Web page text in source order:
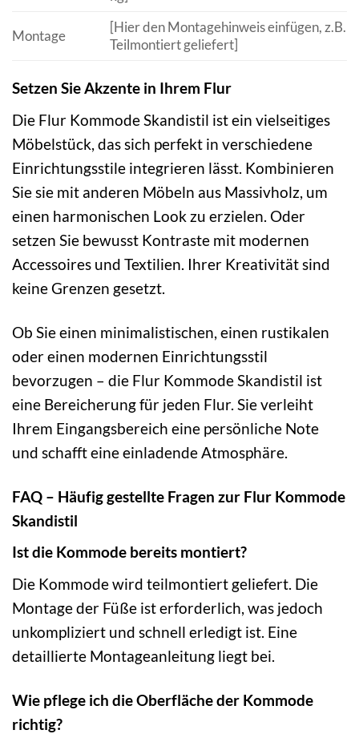
Montage
[Hier den Montagehinweis einfügen, z.B.
Teilmontiert geliefert]
Setzen Sie Akzente in Ihrem Flur
Die Flur Kommode Skandistil ist ein vielseitiges
Möbelstück, das sich perfekt in verschiedene
Einrichtungsstile integrieren lässt. Kombinieren
Sie sie mit anderen Möbeln aus Massivholz, um
einen harmonischen Look zu erzielen. Oder
setzen Sie bewusst Kontraste mit modernen
Accessoires und Textilien. Ihrer Kreativität sind
keine Grenzen gesetzt.
Ob Sie einen minimalistischen, einen rustikalen
oder einen modernen Einrichtungsstil
bevorzugen – die Flur Kommode Skandistil ist
eine Bereicherung für jeden Flur. Sie verleiht
Ihrem Eingangsbereich eine persönliche Note
und schafft eine einladende Atmosphäre.
FAQ – Häufig gestellte Fragen zur Flur Kommode
Skandistil
Ist die Kommode bereits montiert?
Die Kommode wird teilmontiert geliefert. Die
Montage der Füße ist erforderlich, was jedoch
unkompliziert und schnell erledigt ist. Eine
detaillierte Montageanleitung liegt bei.
Wie pflege ich die Oberfläche der Kommode
richtig?